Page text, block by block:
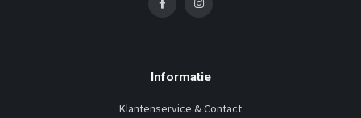
Informatie
Klantenservice & Contact